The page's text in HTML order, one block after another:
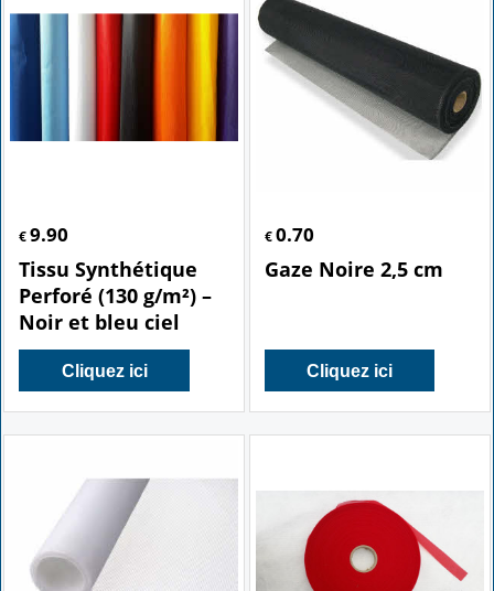
€ 9.90
Tissu Synthétique
Perforé (130 g/m²) –
Noir et bleu ciel
Cliquez ici
€0.70
Gaze Noire 2,5 cm
Cliquez ici